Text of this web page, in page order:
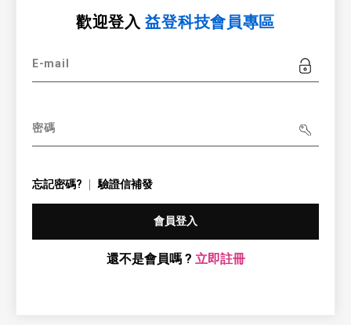
歡迎登入益登科技會員專區
E-mail
密碼
忘記密碼? 驗證信補發
會員登入
還不是會員嗎 ? 立即註冊